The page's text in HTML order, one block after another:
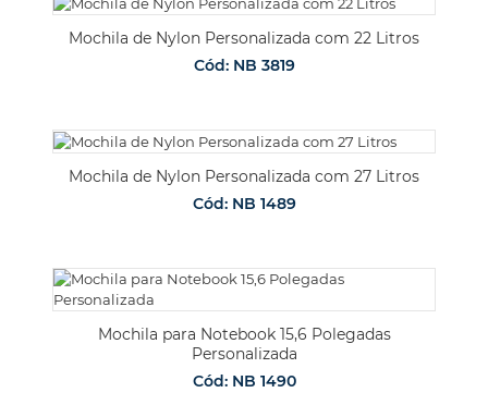
Mochila de Nylon Personalizada com 22 Litros
Cód: NB 3819
Mochila de Nylon Personalizada com 27 Litros
Cód: NB 1489
Mochila para Notebook 15,6 Polegadas
Personalizada
Cód: NB 1490